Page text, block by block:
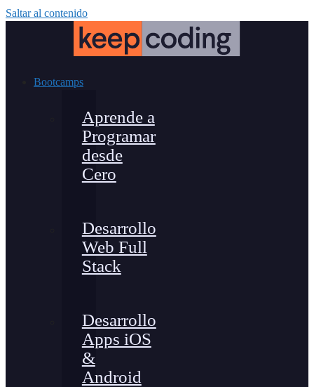
Saltar al contenido
Bootcamps
Aprende a
Programar
desde
Cero
Desarrollo
Web Full
Stack
Desarrollo
Apps iOS
&
Android